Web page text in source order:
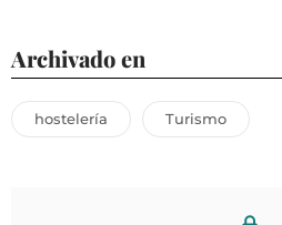
Archivado en
hostelería Turismo